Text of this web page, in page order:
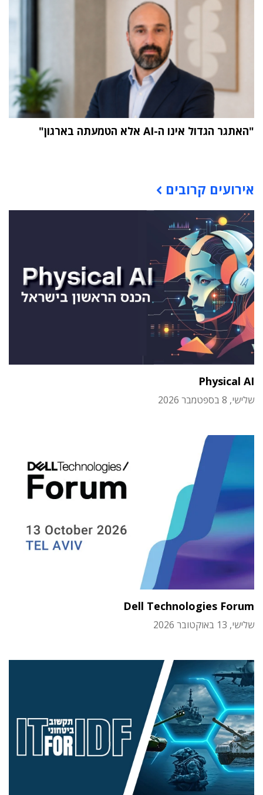
"האתגר הגדול אינו ה-AI אלא הטמעתה בארגון"
אירועים קרובים
Physical AI
שלישי, 8 בספטמבר 2026
Dell Technologies Forum
שלישי, 13 באוקטובר 2026